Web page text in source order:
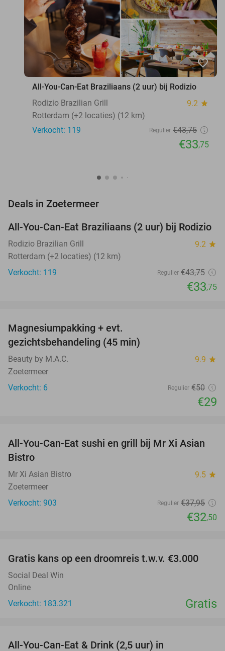
favorite_border
All-You-Can-Eat Braziliaans (2 uur) bij Rodizio
Rodizio Brazilian Grill
9.2 star
Rotterdam (+2 locaties) (12 km)
Verkocht: 119
Regulier €43,75
€33,75
Deals in Zoetermeer
23%
TODAY
All-You-Can-Eat Braziliaans (2 uur) bij Rodizio
Rodizio Brazilian Grill 9.2 star
Rotterdam (+2 locaties) (12 km)
Verkocht: 119
Regulier €43,75
€33,75
Magnesiumpakking + evt.
gezichtsbehandeling (45 min)
Beauty by M.A.C. 9.9 star
Zoetermeer
Verkocht: 6
Regulier €50
€29
14%
All-You-Can-Eat sushi en grill bij Mr Xi Asian
Bistro
Mr Xi Asian Bistro 9.5 star
Zoetermeer
Verkocht: 903
Regulier €37,95
€32,50
Gratis kans op een droomreis t.w.v. €3.000
Social Deal Win
Online
Verkocht: 183.321
Gratis
All-You-Can-Eat & Drink (2,5 uur) in